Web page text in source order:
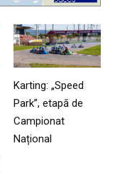
Karting: „Speed
Park”, etapă de
Campionat
Național